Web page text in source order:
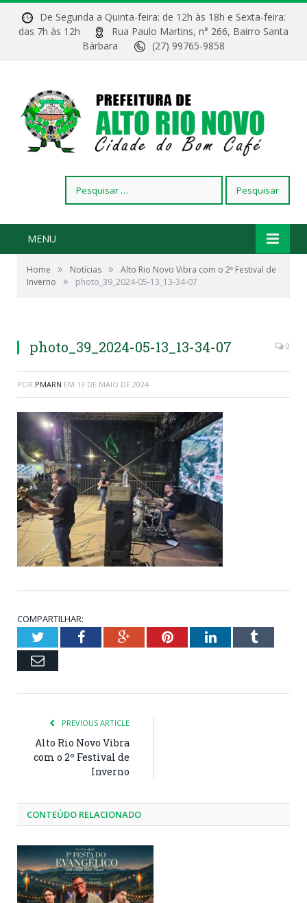
De Segunda a Quinta-feira: de 12h às 18h e Sexta-feira:
das 7h às 12h
Rua Paulo Martins, n° 266, Bairro Santa
Bárbara
(27) 99765-9858
por:
MENU
Home » Notícias »
Alto Rio Novo Vibra com o 2º Festival de
Inverno
» photo_39_2024-05-13_13-34-07
photo_39_2024-05-13_13-34-07 0
POR PMARN EM 13 DE MAIO DE 2024
COMPARTILHAR:
TwitterFacebookGoogle+PinterestLinkedInTumblr
Email
PREVIOUS ARTICLE
Alto Rio Novo Vibra
com o 2º Festival de
Inverno
CONTEÚDO RELACIONADO